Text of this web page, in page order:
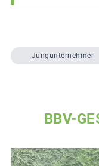
Jungunternehmer
BBV-